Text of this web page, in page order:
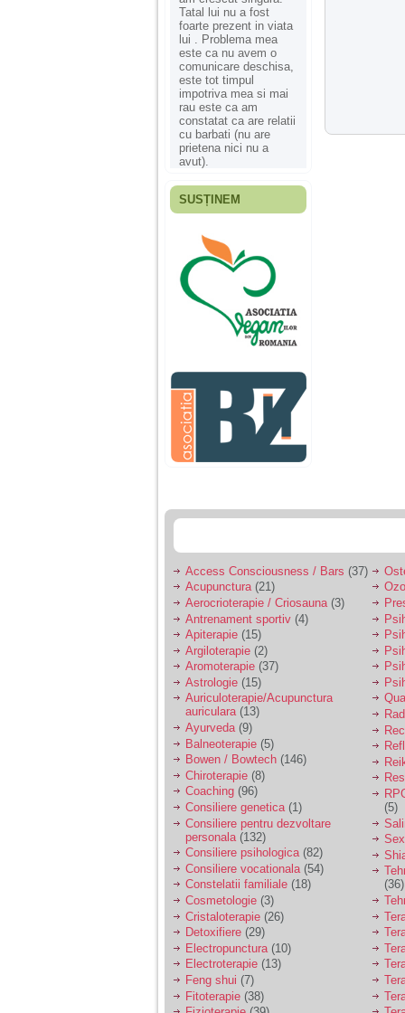
Tatal lui nu a fost
foarte prezent in viata
lui . Problema mea
este ca nu avem o
comunicare deschisa,
este tot timpul
impotriva mea si mai
rau este ca am
constatat ca are relatii
cu barbati (nu are
prietena nici nu a
avut).
Fiica mea s-a nascut
ani, privind in urma
realizez cat de multe
greseli am facut in
educatia si cresterea
ei, am fost o mama
egoista, preocupata
de implinirea
profesionala, cand ea
era mica am neglijat-
agresiva, orice
greseala era taxata cu
o palma sau pedepse.
De 4 ani am o relatie
serioasa cu un barbat
sa se manifeste o
Ma aflu aici pentru ca
vreau sa stiu daca am
nevoie de un psiholog
sau psihiatru.
Sunt casatorita, am
31 de ani si un copil in
varsta de 2 ani care
mi-e lumina ochilor.
De ceva timp simt ca
mi s-a adunat
oboseala, o oboseala
cronica de care nu pot
scapa si simt ca din
cauza ei nu pot
controla nervii si
cateodata are copilul
de suferit.
Am o bariera peste
care nu pot trece:
prietena mea a ramas
insarcinata cu o fata.
Am fost de comun
acord sa facem un
copil, cu gandul ca e
baiat.
SUSȚINEM
Access Consciousness / Bars (37)
Acupunctura(21)
Aerocrioterapie / Criosauna (3)
Antrenament sportiv (4)
Apiterapie (15)
Argiloterapie (2)
Aromoterapie (37)
Astrologie (15)
Auriculoterapie/Acupunctura
auriculara(13)
Ayurveda(9)
Balneoterapie (5)
Bowen / Bowtech (146)
Chiroterapie (8)
Coaching (96)
Consiliere genetica(1)
Consiliere pentru dezvoltare
personala (132)
Consiliere psihologica(82)
Consiliere vocationala (54)
Constelatii familiale (18)
Cosmetologie (3)
Cristaloterapie (26)
Detoxifiere (29)
Electropunctura (10)
Electroterapie (13)
Feng shui (7)
Fitoterapie (38)
(5)
(36)